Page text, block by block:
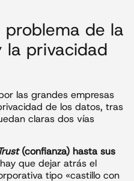
de la
la privacidad
las grandes empresas
de los datos, tras
claras dos vías
(confianza) hasta sus
hay que dejar atrás el
tipo «castillo con